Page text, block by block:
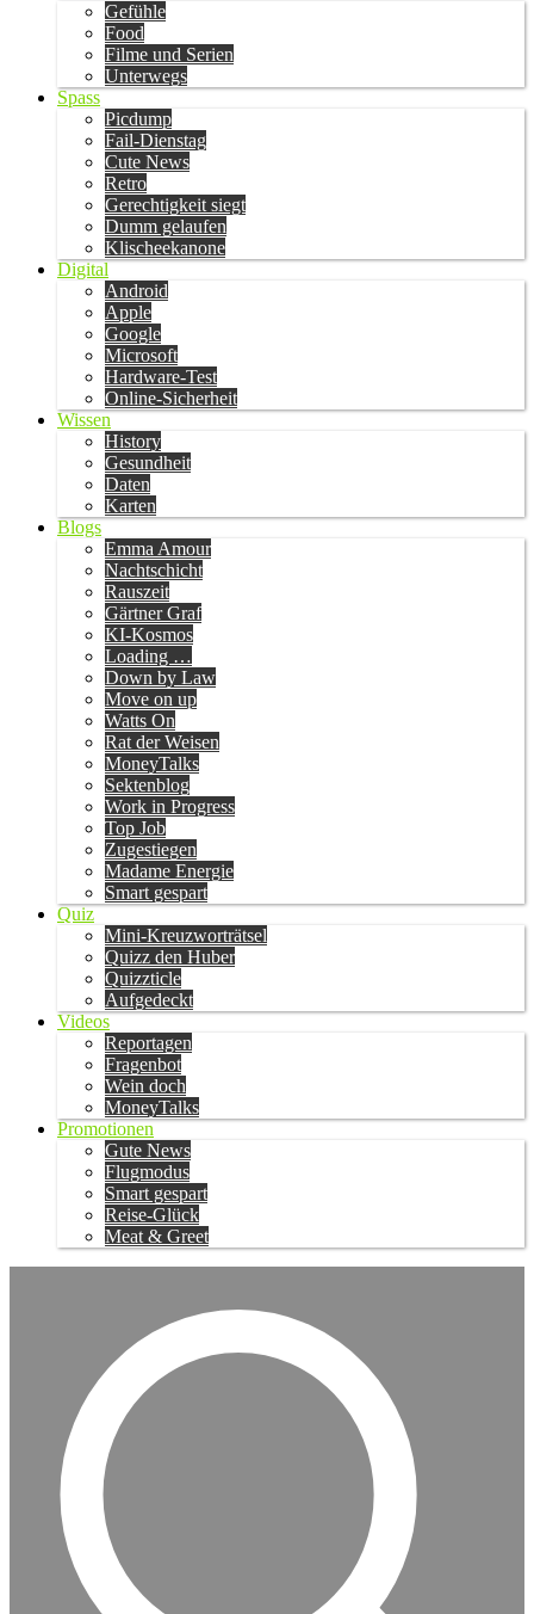
Gefühle
Food
Filme und Serien
Unterwegs
Spass
Picdump
Fail-Dienstag
Cute News
Retro
Gerechtigkeit siegt
Dumm gelaufen
Klischeekanone
Digital
Android
Apple
Google
Microsoft
Hardware-Test
Online-Sicherheit
Wissen
History
Gesundheit
Daten
Karten
Blogs
Emma Amour
Nachtschicht
Rauszeit
Gärtner Graf
KI-Kosmos
Loading …
Down by Law
Move on up
Watts On
Rat der Weisen
MoneyTalks
Sektenblog
Work in Progress
Top Job
Zugestiegen
Madame Energie
Smart gespart
Quiz
Mini-Kreuzworträtsel
Quizz den Huber
Quizzticle
Aufgedeckt
Videos
Reportagen
Fragenbot
Wein doch
MoneyTalks
Promotionen
Gute News
Flugmodus
Smart gespart
Reise-Glück
Meat & Greet